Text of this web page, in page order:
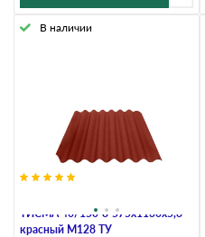
ТИСМА 40/150-8-575х1130х5,8
красный M128 ТУ
В наличии